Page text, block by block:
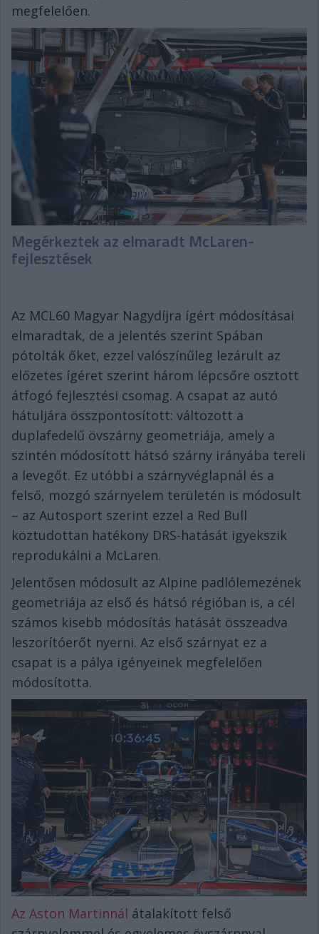
megfelelően.
Megérkeztek az elmaradt McLaren-
fejlesztések
Az MCL60 Magyar Nagydíjra ígért módosításai
elmaradtak, de a jelentés szerint Spában
pótolták őket, ezzel valószínűleg lezárult az
előzetes ígéret szerint három lépcsőre osztott
átfogó fejlesztési csomag. A csapat az autó
hátuljára összpontosított: változott a
duplafedelű övszárny geometriája, amely a
szintén módosított hátsó szárny irányába tereli
a levegőt. Ez utóbbi a szárnyvéglapnál és a
felső, mozgó szárnyelem területén is módosult
– az Autosport szerint ezzel a Red Bull
köztudottan hatékony DRS-hatását igyekszik
reprodukálni a McLaren.
Jelentősen módosult az Alpine padlólemezének
geometriája az első és hátsó régióban is, a cél
számos kisebb módosítás hatását összeadva
leszorítóerőt nyerni. Az első szárnyat ez a
csapat is a pálya igényeinek megfelelően
módosította.
Az Aston Martinnál átalakított felső